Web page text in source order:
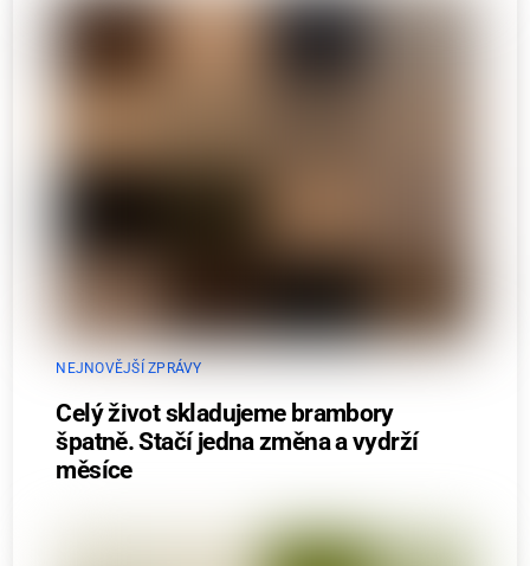
NEJNOVĚJŠÍ ZPRÁVY
Celý život skladujeme brambory
špatně. Stačí jedna změna a vydrží
měsíce